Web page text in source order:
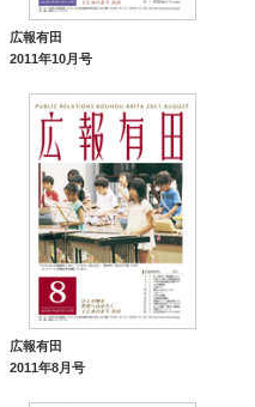
広報有田
2011年10月号
広報有田
2011年8月号